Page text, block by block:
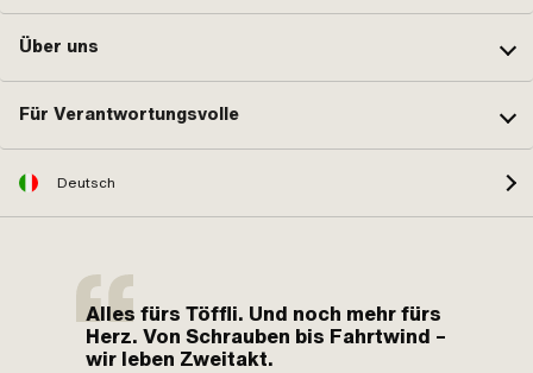
Über uns
Für Verantwortungsvolle
Deutsch
Alles fürs Töffli. Und noch mehr fürs
Herz. Von Schrauben bis Fahrtwind –
wir leben Zweitakt.